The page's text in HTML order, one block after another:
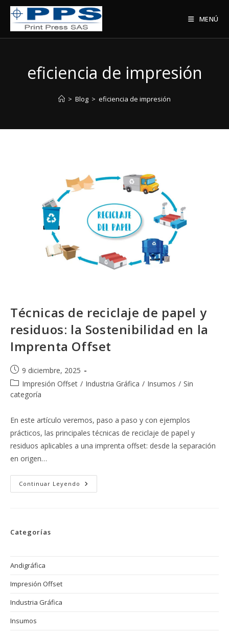
Saltar
contenido
MENÚ
eficiencia de impresión
> Blog > eficiencia de impresión
Técnicas de reciclaje de papel y
residuos: la Sostenibilidad en la
Imprenta Offset
Publicación
de
la
entrada:
9 diciembre, 2025
Categoría
de
entrada:
Impresión Offset / Industria Gráfica / Insumos / Sin
categoría
En este artículo veremos, paso a paso y con ejemplos
prácticos, las principales técnicas de reciclaje de papel y
residuos aplicables a una imprenta offset: desde la separación
en origen…
Continuar Leyendo Técnicas
De
Categorías
Andigráfica
Impresión Offset
Industria Gráfica
Insumos